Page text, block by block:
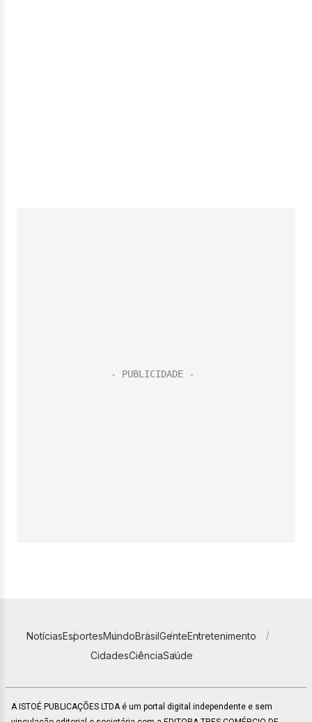
NotíciasEsportesMundoBrasilGenteEntretenimento
CidadesCiênciaSaúde
A ISTOÉ PUBLICAÇÕES LTDA é um portal digital independente e sem